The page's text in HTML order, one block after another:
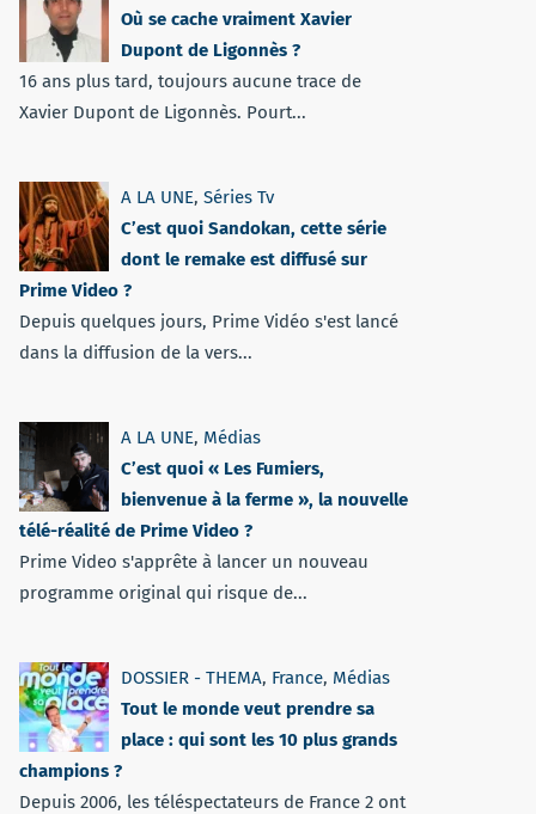
Où se cache vraiment Xavier
Dupont de Ligonnès ?
16 ans plus tard, toujours aucune trace de
Xavier Dupont de Ligonnès. Pourt...
A LA UNE, Séries Tv
C’est quoi Sandokan, cette série
dont le remake est diffusé sur
Prime Video ?
Depuis quelques jours, Prime Vidéo s'est lancé
dans la diffusion de la vers...
A LA UNE, Médias
C’est quoi « Les Fumiers,
bienvenue à la ferme », la nouvelle
télé-réalité de Prime Video ?
Prime Video s'apprête à lancer un nouveau
programme original qui risque de...
DOSSIER - THEMA, France, Médias
Tout le monde veut prendre sa
place : qui sont les 10 plus grands
champions ?
Depuis 2006, les téléspectateurs de France 2 ont